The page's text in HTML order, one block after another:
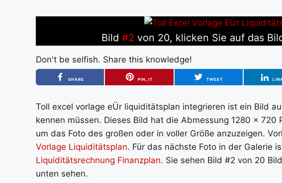
Bild #2 von 20, klicken Sie auf das
Don't be selfish. Share this knowledge!
SHARE PIN_IT TWEET
Toll excel vorlage eÜr liquiditätsplan integrieren ist ein Bild
kennen müssen. Dieses Bild hat die Abmessung 1280 x 720
um das Foto des großen oder in voller Größe anzuzeigen.
Vorlage Liquiditätsplan. Für das nächste Foto in der Galerie
Liquiditätsrechnung Finanzplan. Sie sehen Bild #2 von 20
unten sehen.